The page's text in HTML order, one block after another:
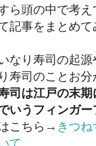
ら頭の中で考
記事をまとめて
なり寿司の起源
寿司のことお
司は江戸の末
いうフィンガ
こちら→ きつ
て